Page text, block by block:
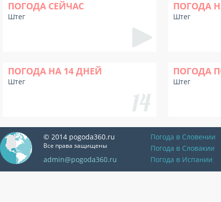
ПОГОДА СЕЙЧАС
Штег
ПОГОДА
Штег
ПОГОДА НА 14 ДНЕЙ
Штег
ПОГОДА
Штег
© 2014 pogoda360.ru
Все права защищены
admin@pogoda360.ru
Погода в Словении
Погода в Словакии
Погода в Испании